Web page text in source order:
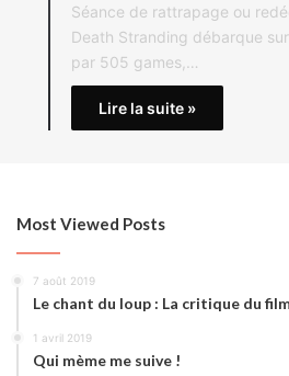
Séance de rattrapage ou
Death Stranding débarque
par 505 games,…
Lire la suite »
Most Viewed Posts
7 août 2019
Le chant du loup : La critique du
1 avril 2019
Qui mème me suive !